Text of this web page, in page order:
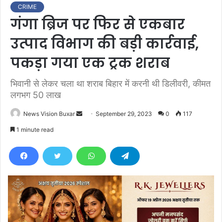
CRIME
गंगा ब्रिज पर फिर से एकबार
उत्पाद विभाग की बड़ी कार्रवाई,
पकड़ा गया एक ट्रक शराब
भिवानी से लेकर चला था शराब बिहार में करनी थी डिलीवरी, कीमत
लगभग 50 लाख
News Vision Buxar
d
e
m
a
September 29, 2023 0 117
1 minute read